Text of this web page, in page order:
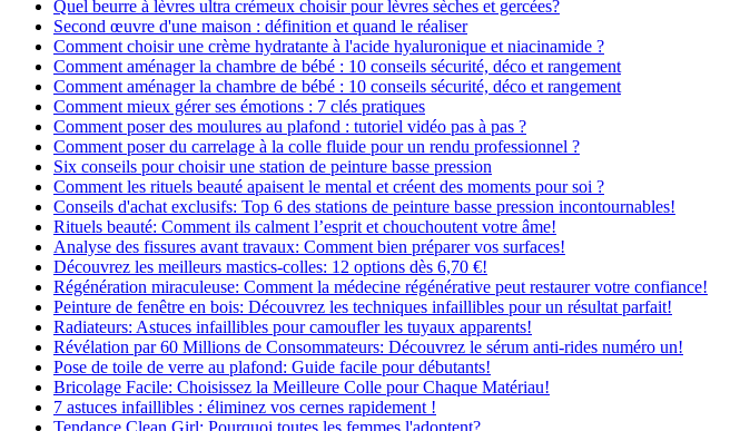
Quel beurre à lèvres ultra crémeux choisir pour lèvres sèches et gercées?
Second œuvre d'une maison : définition et quand le réaliser
Comment choisir une crème hydratante à l'acide hyaluronique et niacinamide ?
Comment aménager la chambre de bébé : 10 conseils sécurité, déco et rangement
Comment aménager la chambre de bébé : 10 conseils sécurité, déco et rangement
Comment mieux gérer ses émotions : 7 clés pratiques
Comment poser des moulures au plafond : tutoriel vidéo pas à pas ?
Comment poser du carrelage à la colle fluide pour un rendu professionnel ?
Six conseils pour choisir une station de peinture basse pression
Comment les rituels beauté apaisent le mental et créent des moments pour soi ?
Conseils d'achat exclusifs: Top 6 des stations de peinture basse pression incontournables!
Rituels beauté: Comment ils calment l’esprit et chouchoutent votre âme!
Analyse des fissures avant travaux: Comment bien préparer vos surfaces!
Découvrez les meilleurs mastics-colles: 12 options dès 6,70 €!
Régénération miraculeuse: Comment la médecine régénérative peut restaurer votre confiance!
Peinture de fenêtre en bois: Découvrez les techniques infaillibles pour un résultat parfait!
Radiateurs: Astuces infaillibles pour camoufler les tuyaux apparents!
Révélation par 60 Millions de Consommateurs: Découvrez le sérum anti-rides numéro un!
Pose de toile de verre au plafond: Guide facile pour débutants!
Bricolage Facile: Choisissez la Meilleure Colle pour Chaque Matériau!
7 astuces infaillibles : éliminez vos cernes rapidement !
Tendance Clean Girl: Pourquoi toutes les femmes l'adoptent?